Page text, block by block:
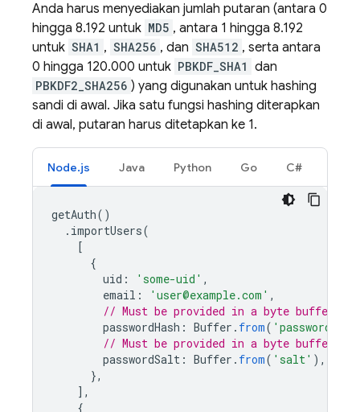
Anda harus menyediakan jumlah putaran (antara 0
hingga 8.192 untuk MD5 , antara 1 hingga 8.192
untuk SHA1 , SHA256 , dan SHA512 , serta antara
0 hingga 120.000 untuk PBKDF_SHA1 dan
PBKDF2_SHA256 ) yang digunakan untuk hashing
sandi di awal. Jika satu fungsi hashing diterapkan
di awal, putaran harus ditetapkan ke 1.
Node.js Java Python Go C#
getAuth()
. importUsers(
[
{
uid : 'some-uid' ,
email : 'user@example.com' ,
// Must be provided in a byte buffer.
passwordHash : Buffer . from( 'password-
// Must be provided in a byte buffer.
passwordSalt : Buffer . from( 'salt' ),
},
],
{